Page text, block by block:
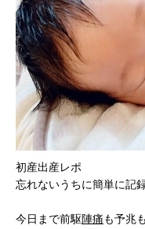
初産出産レポ
忘れないうちに簡単に記
今日まで前駆陣痛も予兆